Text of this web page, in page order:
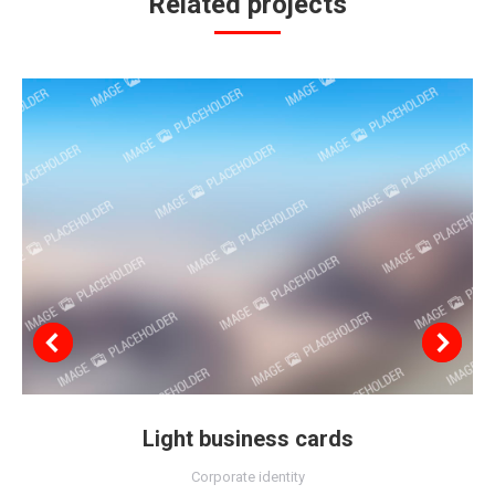
Light business cards
Corporate identity